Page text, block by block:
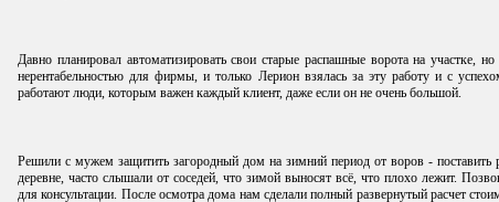
Давно планировал автоматизировать свои старые распашные ворота на участке,
нерентабельностью для фирмы, и только Лерион взялась за эту работу и с
работают люди, которым важен каждый клиент, даже если он не очень большой.
Решили с мужем защитить загородный дом на зимний период от воров -
деревне, часто слышали от соседей, что зимой выносят всё, что плохо лежит.
для консультации. После осмотра дома нам сделали полный развернутый расчет